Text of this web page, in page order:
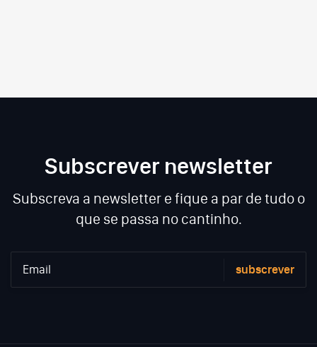
Subscrever newsletter
Subscreva a newsletter e fique a par de tudo o
que se passa no cantinho.